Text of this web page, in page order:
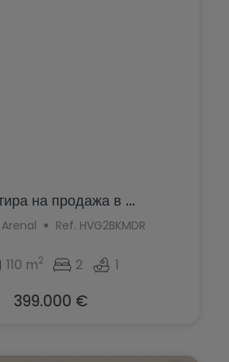
на продажа в ...
Ref. HVG2BKMDR
110 m2 2 1
399.000 €